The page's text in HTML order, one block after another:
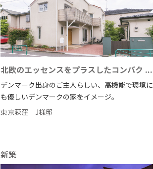
北欧のエッセンスをプラスしたコンパク ...
デンマーク出身のご主人らしい、高機能で環境に
も優しいデンマークの家をイメージ。
東京荻窪
J様邸
新築